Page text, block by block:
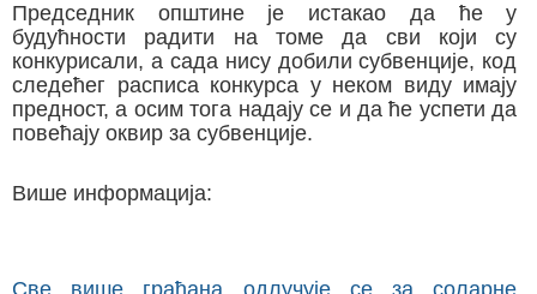
Председник општине је истакао да ће у
будућности радити на томе да сви који су
конкурисали, а сада нису добили субвенције, код
следећег расписа конкурса у неком виду имају
предност, а осим тога надају се и да ће успети да
повећају оквир за субвенције.
Више информација: